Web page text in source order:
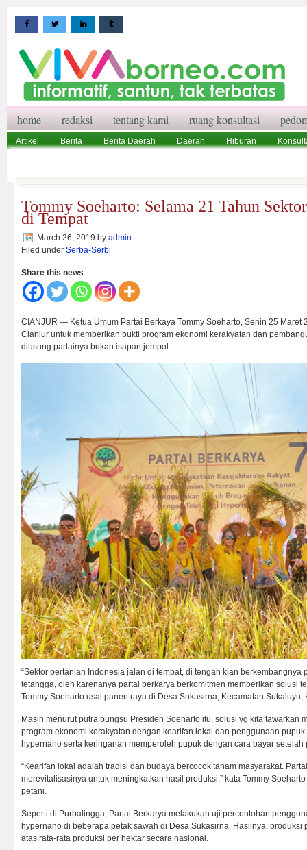
home redaksi tentang kami ruang konsultasi
Artikel Berita Berita Daerah Daerah Hiburan
Tommy Soeharto: Selama 21 Tahun
di Tempat
March 26, 2019 by admin
Filed under Serba-Serbi
Share this news
CIANJUR — Ketua Umum Partai Berkaya Tommy Soeharto, Senin 25 Maret
Cianjur untuk memberikan bukti program ekonomi kerakyatan dan
diusung partainya bukan isapan jempol.
“Sektor pertanian Indonesia jalan di tempat, di tengah kian berkembangnya
tetangga, oleh karenanya partai berkarya berkomitmen memberikan solusi
Tommy Soeharto usai panen raya di Desa Sukasirna, Kecamatan Sukaluyu,
Masih menurut putra bungsu Presiden Soeharto itu, solusi yg kita tawarkan
program ekonomi kerakyatan dengan kearifan lokal dan penggunaan
hypernano serta keringanan memperoleh pupuk dengan cara bayar setelah
“Kearifan lokal adalah tradisi dan budaya bercocok tanam masyarakat.
merevitalisasinya untuk meningkatkan hasil produksi,” kata Tommy
petani.
Seperti di Purbalingga, Partai Berkarya melakukan uji percontohan
hypernano di beberapa petak sawah di Desa Sukasirna. Hasilnya, produksi
atas rata-rata produksi per hektar secara nasional.